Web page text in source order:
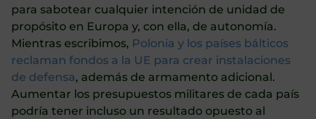
para sabotear cualquier intención de unidad de
propósito en Europa y, con ella, de autonomía.
Mientras escribimos, Polonia y los países bálticos
reclaman fondos a la UE para crear instalaciones
de defensa, además de armamento adicional.
Aumentar los presupuestos militares de cada país
podría tener incluso un resultado opuesto al